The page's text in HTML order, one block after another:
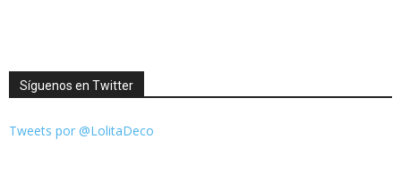
Síguenos en Twitter
Tweets por @LolitaDeco